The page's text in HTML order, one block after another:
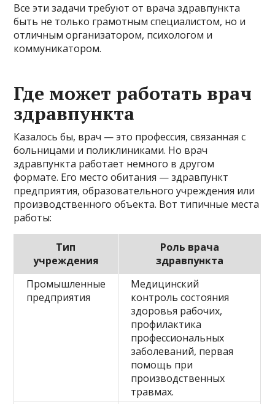
Все эти задачи требуют от врача здравпункта
быть не только грамотным специалистом, но и
отличным организатором, психологом и
коммуникатором.
Где может работать врач
здравпункта
Казалось бы, врач — это профессия, связанная с
больницами и поликлиниками. Но врач
здравпункта работает немного в другом
формате. Его место обитания — здравпункт
предприятия, образовательного учреждения или
производственного объекта. Вот типичные места
работы:
Тип
учреждения
Роль врача
здравпункта
Промышленные
предприятия
Медицинский
контроль состояния
здоровья рабочих,
профилактика
профессиональных
заболеваний, первая
помощь при
производственных
травмах.